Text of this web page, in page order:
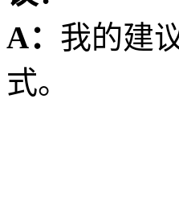
A： 我的建
式。